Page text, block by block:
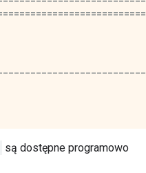
są dostępne programowo